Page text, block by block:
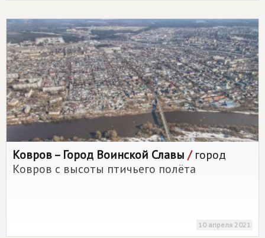
Ковров – Город Воинской Славы /город
Ковров с высоты птичьего полёта
10 апреля 2021